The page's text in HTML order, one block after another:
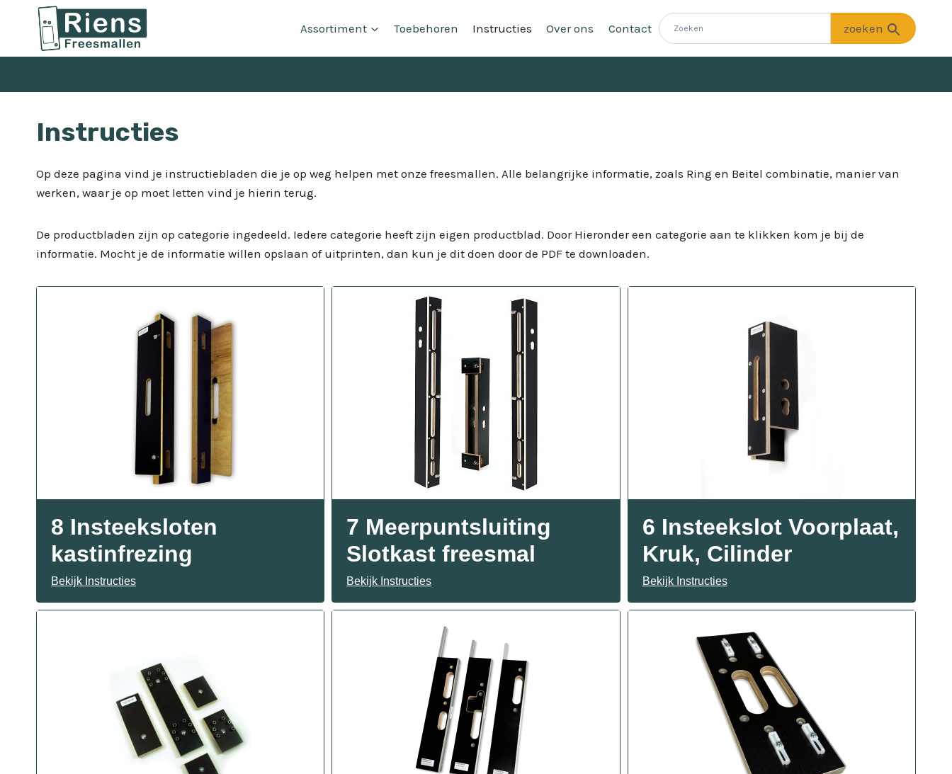
Doorgaan
Assortiment Toebehoren Instructies Over ons Contact
Instructies
Op deze pagina vind je instructiebladen die je op weg helpen met onze freesmallen. Alle belangrijke informatie, zoals Ring en Beitel combinatie, manier van
werken, waar je op moet letten vind je hierin terug.
De productbladen zijn op categorie ingedeeld. Iedere categorie heeft zijn eigen productblad. Door Hieronder een categorie aan te klikken kom je bij de
informatie. Mocht je de informatie willen opslaan of uitprinten, dan kun je dit doen door de PDF te downloaden.
8 Insteeksloten
kastinfrezing
Bekijk Instructies
7 Meerpuntsluiting
Slotkast freesmal
Bekijk Instructies
6 Insteekslot Voorplaat,
Kruk, Cilinder
Bekijk Instructies